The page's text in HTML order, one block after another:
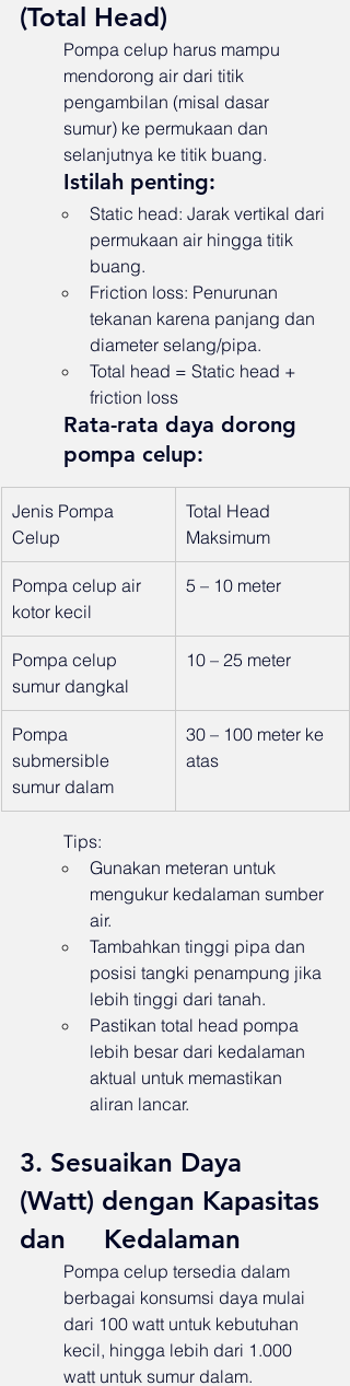
(Total Head)
Pompa celup harus mampu
mendorong air dari titik
pengambilan (misal dasar
sumur) ke permukaan dan
selanjutnya ke titik buang.
Istilah penting:
Static head: Jarak vertikal dari
permukaan air hingga titik
buang.
Friction loss: Penurunan
tekanan karena panjang dan
diameter selang/pipa.
Total head = Static head +
friction loss
Rata-rata daya dorong
pompa celup:
Jenis Pompa
Celup
Total Head
Maksimum
Pompa celup air
kotor kecil
5 – 10 meter
Pompa celup
sumur dangkal
10 – 25 meter
Pompa
submersible
sumur dalam
30 – 100 meter ke
atas
Tips:
Gunakan meteran untuk
mengukur kedalaman sumber
air.
Tambahkan tinggi pipa dan
posisi tangki penampung jika
lebih tinggi dari tanah.
Pastikan total head pompa
lebih besar dari kedalaman
aktual untuk memastikan
aliran lancar.
3. Sesuaikan Daya
(Watt) dengan Kapasitas
dan     Kedalaman
Pompa celup tersedia dalam
berbagai konsumsi daya mulai
dari 100 watt untuk kebutuhan
kecil, hingga lebih dari 1.000
watt untuk sumur dalam.